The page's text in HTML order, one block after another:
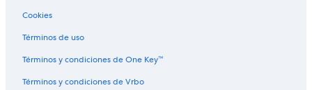
Hoteles con alberca en Flores
Cookies
Términos de uso
Términos y condiciones de One Key™
Términos y condiciones de Vrbo